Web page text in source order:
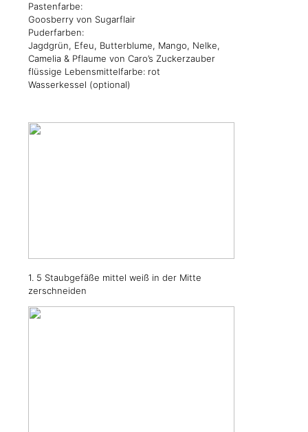
Pastenfarbe:
Goosberry von Sugarflair
Puderfarben:
Jagdgrün, Efeu, Butterblume, Mango, Nelke,
Camelia & Pflaume von Caro’s Zuckerzauber
flüssige Lebensmittelfarbe: rot
Wasserkessel (optional)
1. 5 Staubgefäße mittel weiß in der Mitte
zerschneiden